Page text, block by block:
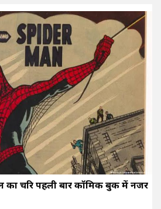
चरित्र पहली बार कॉमिक बुक में नजर